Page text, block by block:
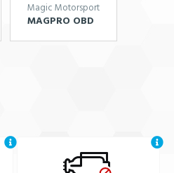
Magic Motorsport
MAGPRO OBD